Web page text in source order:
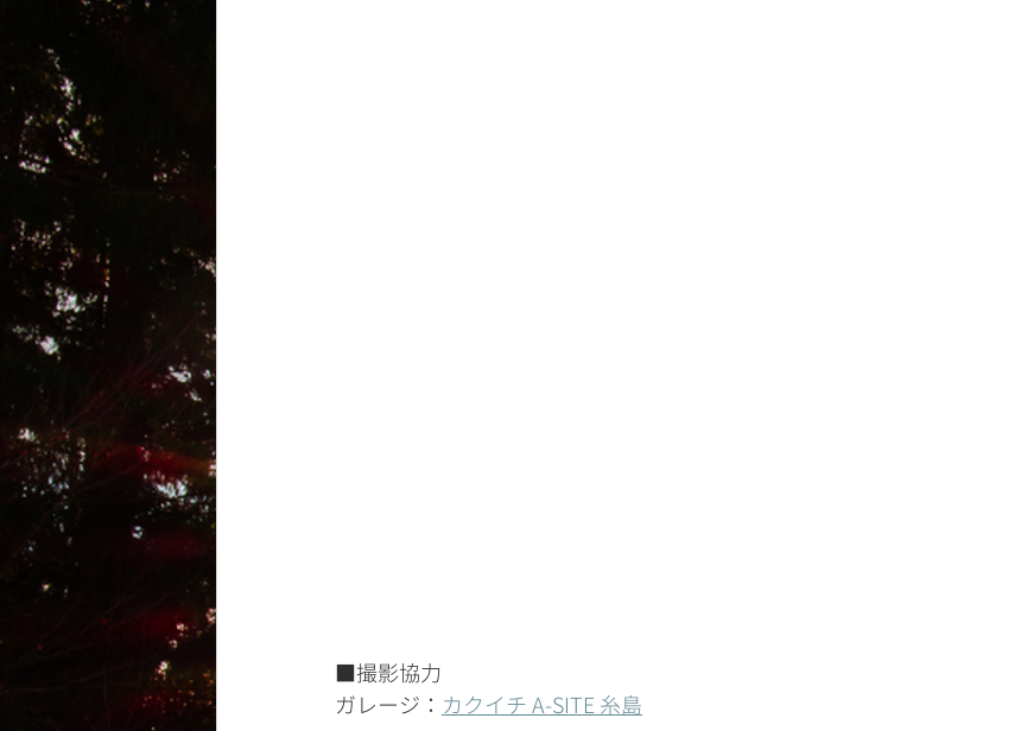
■撮影協力
ガレージ： カクイチ A-SITE 糸島